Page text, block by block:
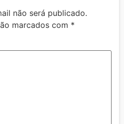
não será publicado.
marcados com *